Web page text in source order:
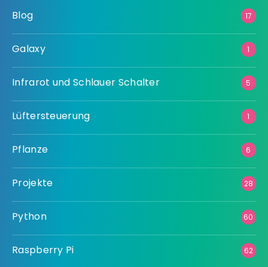
Blog 17
Galaxy 1
Infrarot und Schlauer Schalter 5
Lüftersteuerung 1
Pflanze 6
Projekte 28
Python 60
Raspberry Pi 62